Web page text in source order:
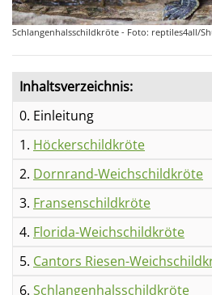
Schlangenhalsschildkröte - Foto: reptiles4all/
Inhaltsverzeichnis:
0. Einleitung
1. Höckerschildkröte
2. Dornrand-Weichschildkröte
3. Fransenschildkröte
4. Florida-Weichschildkröte
5. Cantors Riesen-
6. Schlangenhalsschildkröte